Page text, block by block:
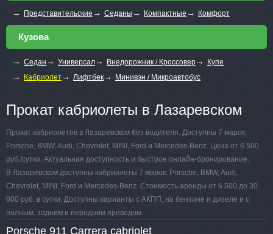
→ Представительские → Седаны → Компактные → Комфорт
Кузова
→ Седан → Универсал→ Внедорожник / Кроссовер→ Купе
→ Кабриолет→ Лифтбек→ Минивэн / Микроавтобус
Прокат кабриолеты в Лазаревском
Прокат кабриолетов в Лазаревском без водителя. Доступны 7 марок:
Porsche, BMW, Audi, Chevrolet, MINI, Ford и Mercedes-Benz. Цена от 6 500
руб./сутки. Актуальная доступность и быстрое онлайн-бронирование.
В Лазаревском доступны кабриолеты 7 марок: Porsche, BMW, Audi,
Chevrolet, MINI, Ford и Mercedes-Benz. Стоимость аренды от 6 500 до 30
000 руб. в сутки. Доступны варианты с АКПП, на бензине и дизеле и с
полным, задним и передним приводом.
Porsche 911 Carrera cabriolet